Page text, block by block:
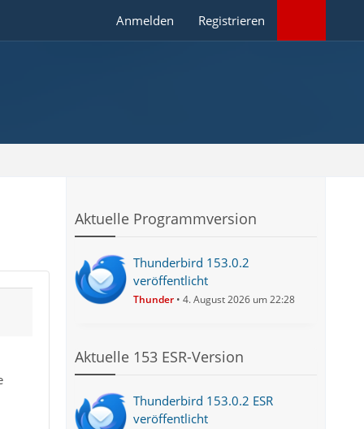
Anmelden Registrieren
Aktuelle Programmversion
Thunderbird 153.0.2
veröffentlicht
Thunder 4. August 2026 um 22:28
Aktuelle 153 ESR-Version
Thunderbird 153.0.2 ESR
veröffentlicht